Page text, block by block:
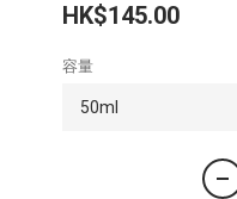
HK$145.00
容量